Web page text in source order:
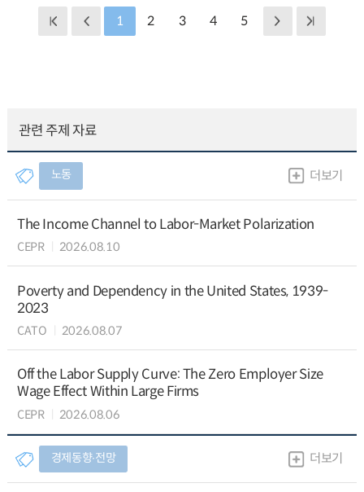
1 2 3 4 5
관련 주제 자료
노동 더보기
The Income Channel to Labor-Market Polarization
CEPR 2026.08.10
Poverty and Dependency in the United States, 1939-
2023
CATO 2026.08.07
Off the Labor Supply Curve: The Zero Employer Size
Wage Effect Within Large Firms
CEPR 2026.08.06
경제동향∙전망 더보기